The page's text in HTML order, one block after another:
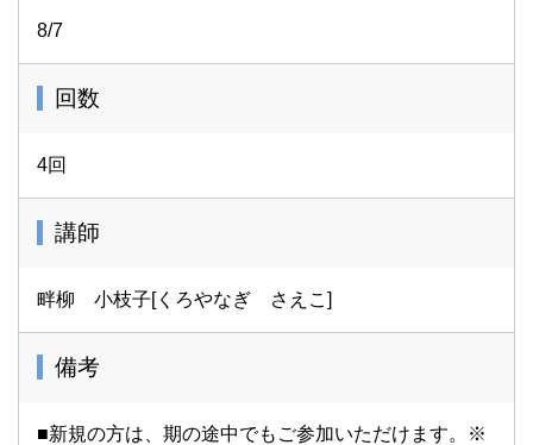
8/7
回数
4回
講師
畔柳 小枝子[くろやなぎ さえこ]
備考
■新規の方は、期の途中でもご参加いただけます。※